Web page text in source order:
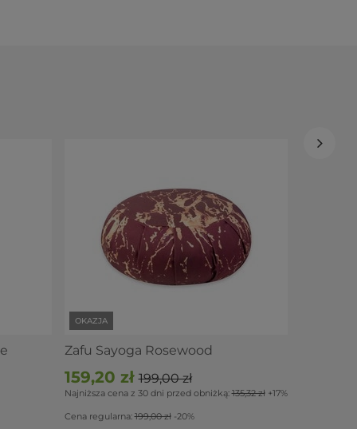
OKAZJA
Zafu Sayoga Rosewood
159,20 zł 199,00 zł
Najniższa cena z 30 dni przed obniżką:135,32 zł +17%
Cena regularna:199,00 zł -20%